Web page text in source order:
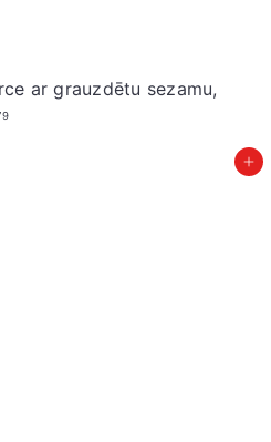
ar grauzdētu sezamu,
Pievienot grozam